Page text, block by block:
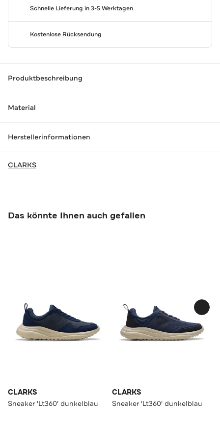
Schnelle Lieferung in 3-5 Werktagen
Kostenlose Rücksendung
Produktbeschreibung
Material
Herstellerinformationen
CLARKS
Das könnte Ihnen auch gefallen
CLARKS
Sneaker 'Lt360' dunkelblau
CLARKS
Sneaker 'Lt360' dunkelblau